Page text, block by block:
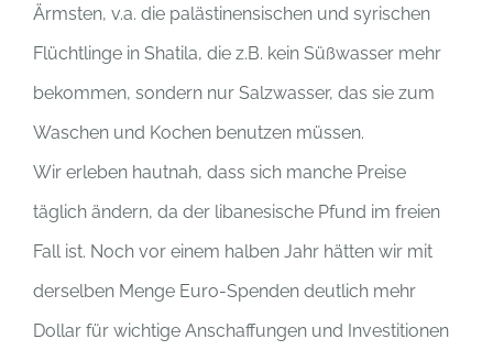
Ärmsten, v.a. die palästinensischen und syrischen
Flüchtlinge in Shatila, die z.B. kein Süßwasser mehr
bekommen, sondern nur Salzwasser, das sie zum
Waschen und Kochen benutzen müssen.
Wir erleben hautnah, dass sich manche Preise
täglich ändern, da der libanesische Pfund im freien
Fall ist. Noch vor einem halben Jahr hätten wir mit
derselben Menge Euro-Spenden deutlich mehr
Dollar für wichtige Anschaffungen und Investitionen